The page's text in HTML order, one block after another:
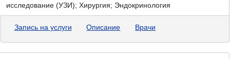
исследование (УЗИ); Хирургия; Эндокринология
Запись на услуги Описание Врачи